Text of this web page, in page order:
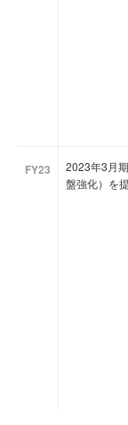
FY23
2023年3月
盤強化）を提